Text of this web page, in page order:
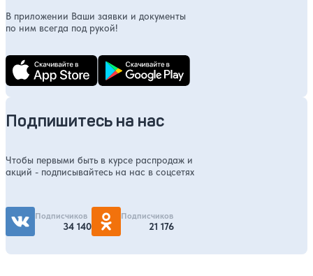
В приложении Ваши заявки и документы
по ним всегда под рукой!
Подпишитесь на нас
Чтобы первыми быть в курсе распродаж и
акций - подписывайтесь на нас в соцсетях
Подписчиков
34 140
Подписчиков
21 176